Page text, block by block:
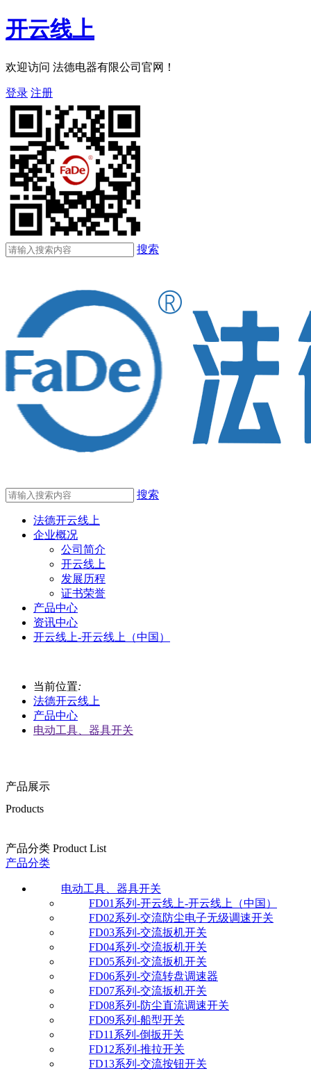
开云线上
欢迎访问 法德电器有限公司官网！
登录 注册
搜索
搜索
法德开云线上
企业概况
公司简介
开云线上
发展历程
证书荣誉
产品中心
资讯中心
开云线上-开云线上（中国）
当前位置:
法德开云线上
产品中心
电动工具、器具开关
产品展示
Products
产品分类 Product List
产品分类
电动工具、器具开关
FD01系列-开云线上-开云线上（中国）
FD02系列-交流防尘电子无级调速开关
FD03系列-交流扳机开关
FD04系列-交流扳机开关
FD05系列-交流扳机开关
FD06系列-交流转盘调速器
FD07系列-交流扳机开关
FD08系列-防尘直流调速开关
FD09系列-船型开关
FD11系列-倒扳开关
FD12系列-推拉开关
FD13系列-交流按钮开关